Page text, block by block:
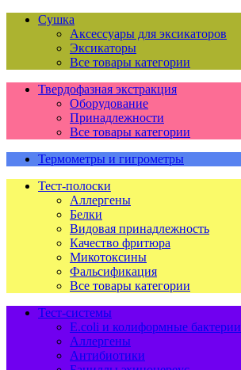
Сушка
Аксессуары для эксикаторов
Эксикаторы
Все товары категории
Твердофазная экстракция
Оборудование
Принадлежности
Все товары категории
Термометры и гигрометры
Тест-полоски
Аллергены
Белки
Видовая принадлежность
Качество фритюра
Микотоксины
Фальсификация
Все товары категории
Тест-системы
E.coli и колиформные бактерии
Аллергены
Антибиотики